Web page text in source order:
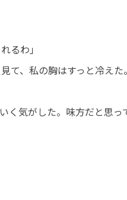
るわ」
て、私の胸はすっと冷え
く気がした。味方だと思